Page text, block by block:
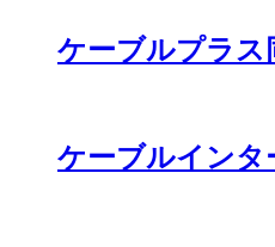
ケーブルプラス
ケーブルインタ